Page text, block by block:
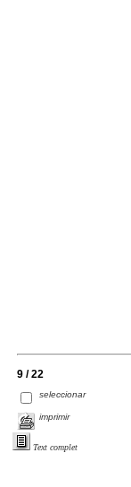
9 / 22
seleccionar
imprimir
Text complet